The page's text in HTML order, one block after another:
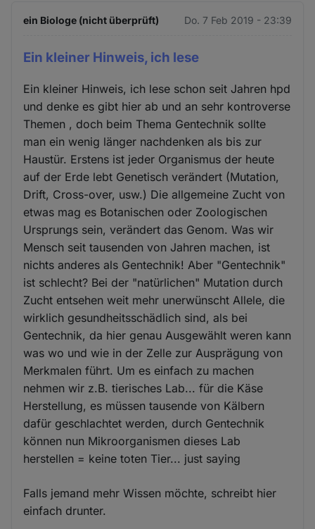
ein Biologe (nicht überprüft) Do. 7 Feb 2019 - 23:39
Ein kleiner Hinweis, ich lese
Ein kleiner Hinweis, ich lese schon seit Jahren hpd
und denke es gibt hier ab und an sehr kontroverse
Themen , doch beim Thema Gentechnik sollte
man ein wenig länger nachdenken als bis zur
Haustür. Erstens ist jeder Organismus der heute
auf der Erde lebt Genetisch verändert (Mutation,
Drift, Cross-over, usw.) Die allgemeine Zucht von
etwas mag es Botanischen oder Zoologischen
Ursprungs sein, verändert das Genom. Was wir
Mensch seit tausenden von Jahren machen, ist
nichts anderes als Gentechnik! Aber "Gentechnik"
ist schlecht? Bei der "natürlichen" Mutation durch
Zucht entsehen weit mehr unerwünscht Allele, die
wirklich gesundheitsschädlich sind, als bei
Gentechnik, da hier genau Ausgewählt weren kann
was wo und wie in der Zelle zur Ausprägung von
Merkmalen führt. Um es einfach zu machen
nehmen wir z.B. tierisches Lab... für die Käse
Herstellung, es müssen tausende von Kälbern
dafür geschlachtet werden, durch Gentechnik
können nun Mikroorganismen dieses Lab
herstellen = keine toten Tier... just saying
Falls jemand mehr Wissen möchte, schreibt hier
einfach drunter.